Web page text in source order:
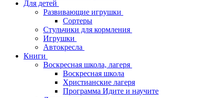
Для детей
Развивающие игрушки
Сортеры
Стульчики для кормления
Игрушки
Автокресла
Книги
Воскресная школа, лагеря
Воскресная школа
Христианские лагеря
Программа Идите и научите